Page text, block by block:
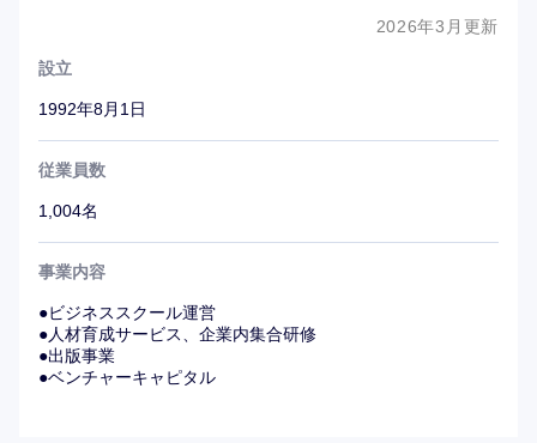
ベルギーなどに拠点を開設。卒業生のネットワークも強み
東京・千代田区のオフィスはフリーアドレス、カジュアル
な服装で出勤でき、幹部とも意思疎通しやすい職場。ジョ
ブポスティングや異動希望申請の制度を整えており、社員
2026年3月更新
設立
1992年8月1日
従業員数
1,004名
事業内容
●ビジネススクール運営
●人材育成サービス、企業内集合研修
●出版事業
●ベンチャーキャピタル